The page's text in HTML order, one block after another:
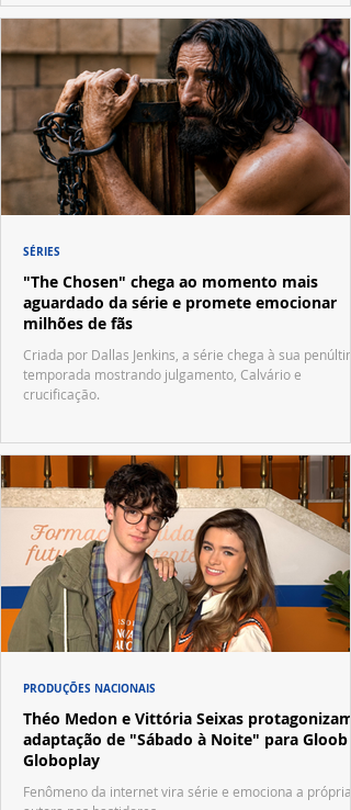
"The Chosen" chega ao momento mais
aguardado da série e promete emocionar
milhões de fãs
Criada por Dallas Jenkins, a série chega à sua
temporada mostrando julgamento, Calvário e
crucificação.
SÉRIES
Théo Medon e Vittória Seixas protagonizam
adaptação de "Sábado à Noite" para Gloob e
Globoplay
Fenômeno da internet vira série e emociona a própria
PRODUÇÕES NACIONAIS